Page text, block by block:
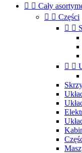
  Cały
  Części
 
 